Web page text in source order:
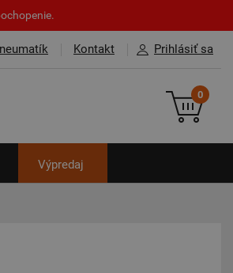
Kontakt Prihlásiť sa
0
Výpredaj